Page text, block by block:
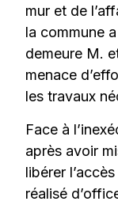
mur et de
la commune
demeure M.
menace
les travaux
Face à
après avoir
libérer
réalisé